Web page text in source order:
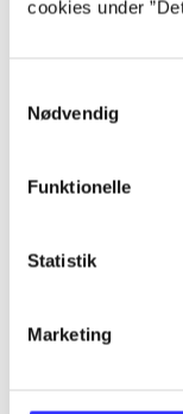
cookies under
Nødvendig
Funktionelle
Statistik
Marketing